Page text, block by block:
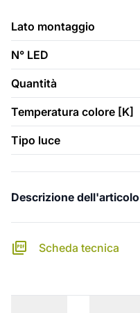
Lato montaggio
N° LED
Quantità
Temperatura colore [K]
Tipo luce
Descrizione dell'articolo
Scheda tecnica